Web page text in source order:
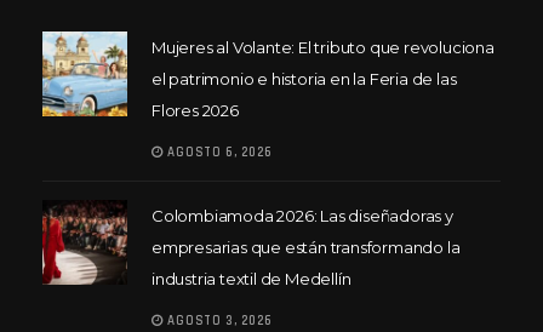
Mujeres al Volante: El tributo que revoluciona
el patrimonio e historia en la Feria de las
Flores 2026
AGOSTO 6, 2026
Colombiamoda 2026: Las diseñadoras y
empresarias que están transformando la
industria textil de Medellín
AGOSTO 3, 2026